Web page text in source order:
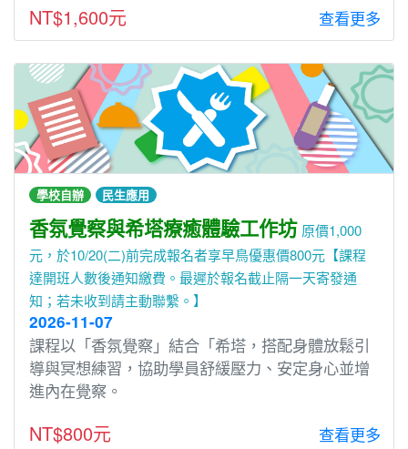
NT$1,600元 查看更多
學校自辦 民生應用
香氛覺察與希塔療癒體驗工作坊 原價1,000
元，於10/20(二)前完成報名者享早鳥優惠價800元【課程
達開班人數後通知繳費。最遲於報名截止隔一天寄發通
知；若未收到請主動聯繫。】
2026-11-07
課程以「香氛覺察」結合「希塔，搭配身體放鬆引
導與冥想練習，協助學員舒緩壓力、安定身心並增
進內在覺察。
NT$800元 查看更多